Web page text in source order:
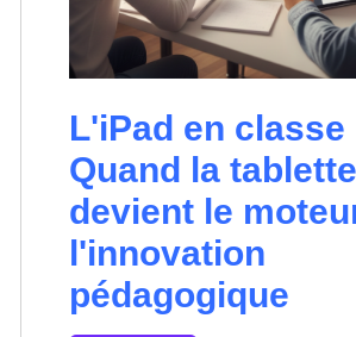
L'iPad en classe
Quand la tablette
devient le
l'innovation
pédagogique